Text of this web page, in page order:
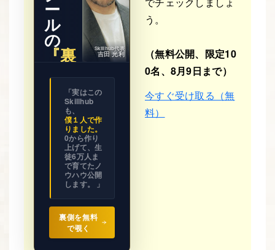
ー
ル
の
『裏
ビジネス
の設計図
全て見せ
Skillhub代表
吉田 光利
「実はこの
Skillhub
も、
僕１人で作
りました。
0から作り
上げて、生
徒6万人ま
で育てたノ
ウハウ公開
します。 」
裏側を無料
で覗く
う。
（無料公開、限定10
0名、8月9日まで）
今すぐ受け取る（無
料）